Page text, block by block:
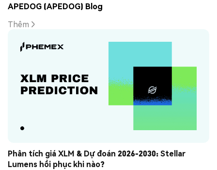
APEDOG (APEDOG) Blog
Thêm
Phân tích giá XLM & Dự đoán 2026-2030: Stellar
Lumens hồi phục khi nào?